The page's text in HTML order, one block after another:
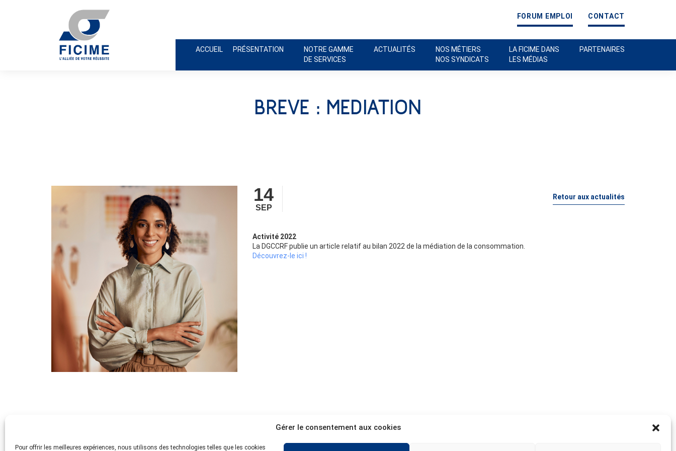
Gérer le consentement aux cookies
Pour offrir les meilleures expériences, nous utilisons des technologies telles que les cookies
FORUM EMPLOI CONTACT
ACCUEIL PRÉSENTATION
NOTRE GAMME
DE SERVICES
ACTUALITÉS
NOS MÉTIERS
NOS SYNDICATS
LA FICIME DANS
LES MÉDIAS
PARTENAIRES
BREVE : MEDIATION
14
SEP
Retour aux actualités
Activité 2022
La DGCCRF publie un article relatif au bilan 2022 de la médiation de la consommation.
Découvrez-le ici !